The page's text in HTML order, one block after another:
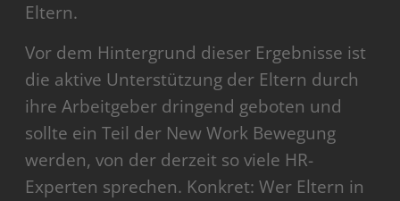
Eltern.
Vor dem Hintergrund dieser Ergebnisse ist
die aktive Unterstützung der Eltern durch
ihre Arbeitgeber dringend geboten und
sollte ein Teil der New Work Bewegung
werden, von der derzeit so viele HR-
Experten sprechen. Konkret: Wer Eltern in